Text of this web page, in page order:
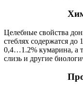
Целебные свойства
стеблях содержатся до
0,4…1.2% кумарина, а
слизь и другие